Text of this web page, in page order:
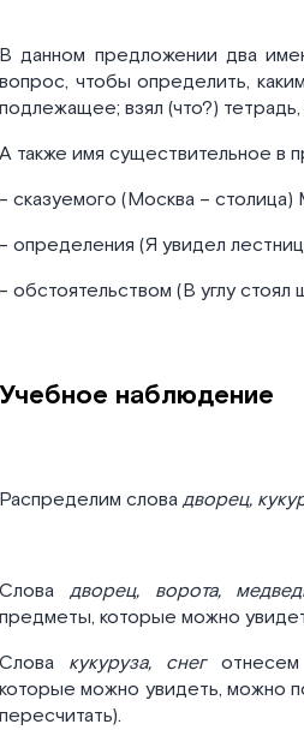
В данном предложении два
вопрос, чтобы определить,
подлежащее; взял (что?)
А также имя существительное в
- сказуемого (Москва – столица)
- определения (Я увидел
- обстоятельством (В углу стоял
Учебное наблюдение
Распределим словадворец,
Слова дворец, ворота,
предметы, которые можно
Слова кукуруза, снег
которые можно увидеть, можно
пересчитать).